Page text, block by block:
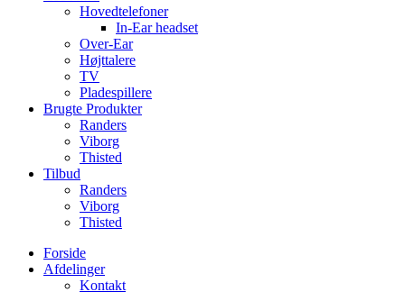
Hovedtelefoner
In-Ear headset
Over-Ear
Højttalere
TV
Pladespillere
Brugte Produkter
Randers
Viborg
Thisted
Tilbud
Randers
Viborg
Thisted
Forside
Afdelinger
Kontakt